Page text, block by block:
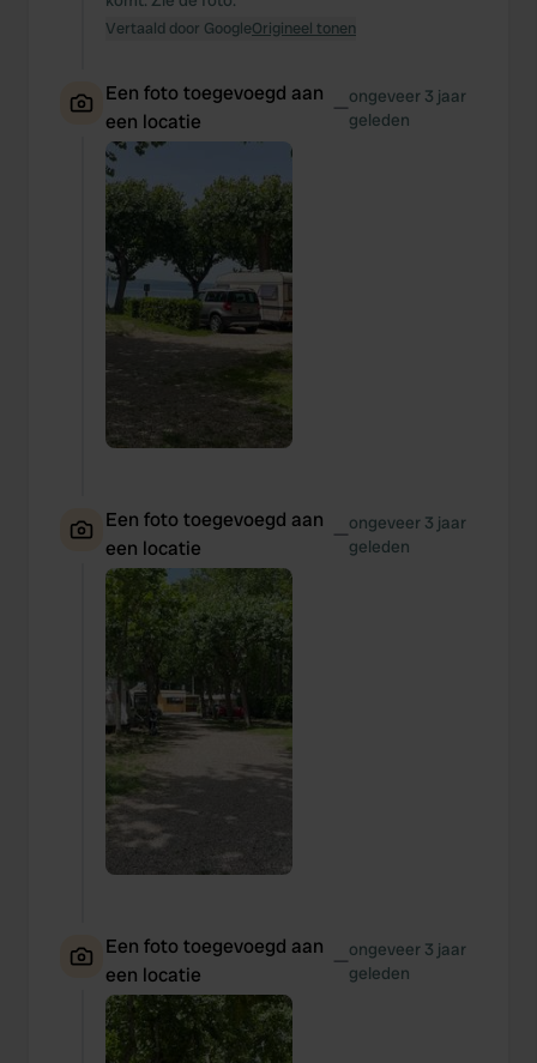
Vertaald door GoogleOrigineel tonen
Een foto toegevoegd aan
een locatie
—ongeveer 3 jaar
geleden
Een foto toegevoegd aan
een locatie
—ongeveer 3 jaar
geleden
Een foto toegevoegd aan
een locatie
—ongeveer 3 jaar
geleden